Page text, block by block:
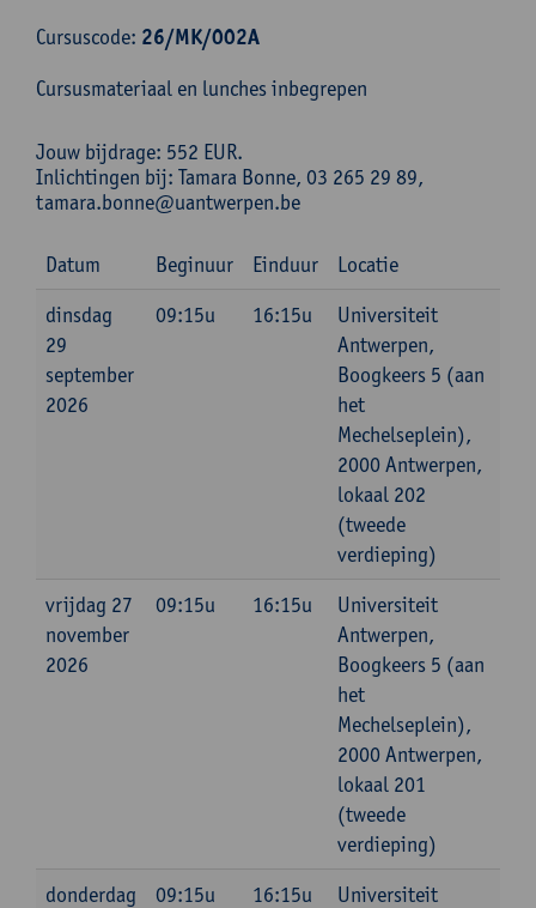
Cursuscode: 26/MK/002A
Cursusmateriaal en lunches inbegrepen
Jouw bijdrage: 552 EUR.
Inlichtingen bij: Tamara Bonne, 03 265 29 89,
tamara.bonne@uantwerpen.be
Datum Beginuur Einduur
Locatie
dinsdag
29
september
2026
09:15u 16:15u
Universiteit
Antwerpen,
Boogkeers 5 (aan
het
Mechelseplein),
2000 Antwerpen,
lokaal 202
(tweede
verdieping)
vrijdag 27
november
2026
09:15u 16:15u
Universiteit
Antwerpen,
Boogkeers 5 (aan
het
Mechelseplein),
2000 Antwerpen,
lokaal 201
(tweede
verdieping)
donderdag
09:15u 16:15u
Universiteit